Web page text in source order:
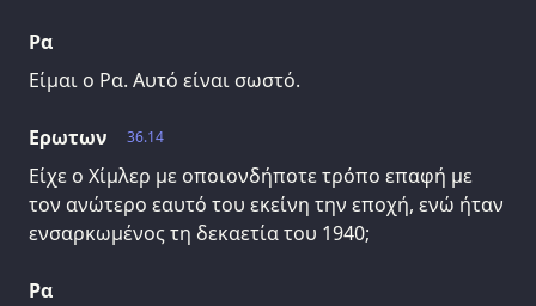
Ρα
Είμαι ο Ρα. Αυτό είναι σωστό.
36.14
Ερωτων
Είχε ο Χίμλερ με οποιονδήποτε τρόπο επαφή με
τον ανώτερο εαυτό του εκείνη την εποχή, ενώ ήταν
ενσαρκωμένος τη δεκαετία του 1940;
Ρα